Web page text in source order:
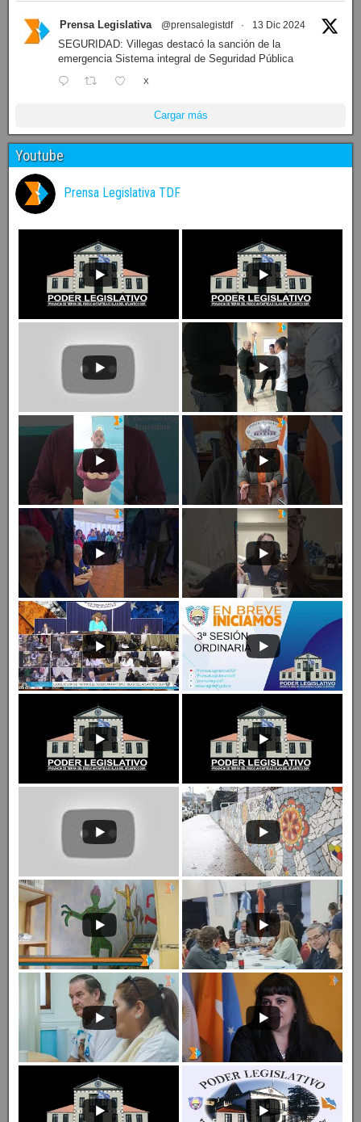
Prensa Legislativa @prensalegistdf · 13 Dic 2024
SEGURIDAD: Villegas destacó la sanción de la
emergencia Sistema integral de Seguridad Pública
X
Cargar más
Youtube
Prensa Legislativa TDF